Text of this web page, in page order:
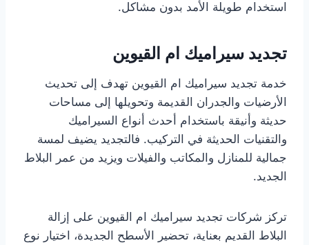
استخدام طويلة الأمد بدون مشاكل.
تجديد سيراميك ام القيوين
خدمة تجديد سيراميك ام القيوين تهدف إلى تحديث
الأرضيات والجدران القديمة وتحويلها إلى مساحات
حديثة وأنيقة باستخدام أحدث أنواع السيراميك
والتقنيات الحديثة في التركيب. فالتجديد يضيف لمسة
جمالية للمنازل والمكاتب والفيلات ويزيد من عمر البلاط
الجديد.
تركز شركات تجديد سيراميك ام القيوين على إزالة
البلاط القديم بعناية، تحضير الأسطح الجديدة، اختيار نوع